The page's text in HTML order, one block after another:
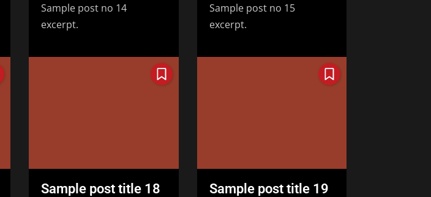
Sample post no 14
excerpt.
Sample post no 15
excerpt.
Sample post title 18 Sample post title 19